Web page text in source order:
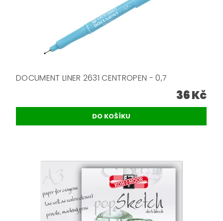
DOCUMENT LINER 2631 CENTROPEN - 0,7
36 Kč